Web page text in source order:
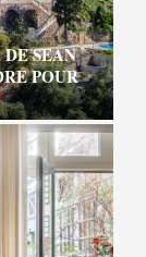
SEAN
POUR